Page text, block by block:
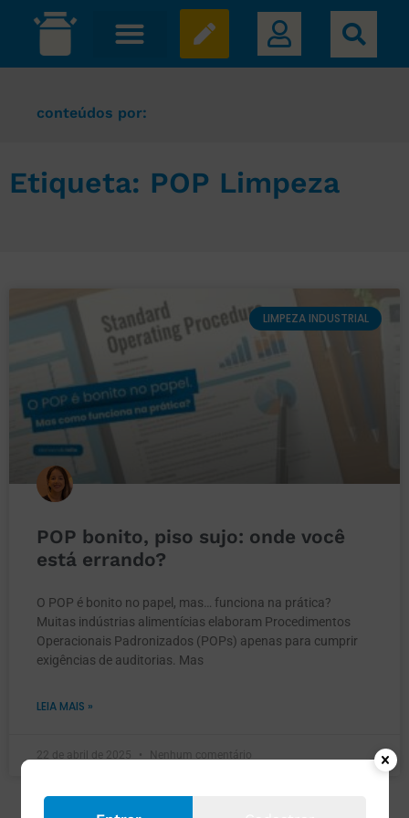
conteúdos por:
Etiqueta: POP Limpeza
LIMPEZA INDUSTRIAL
POP bonito, piso sujo: onde você
está errando?
O POP é bonito no papel, mas… funciona na prática?
Muitas indústrias alimentícias elaboram Procedimentos
Operacionais Padronizados (POPs) apenas para cumprir
exigências de auditorias. Mas
LEIA MAIS »
22 de abril de 2025 Nenhum comentário